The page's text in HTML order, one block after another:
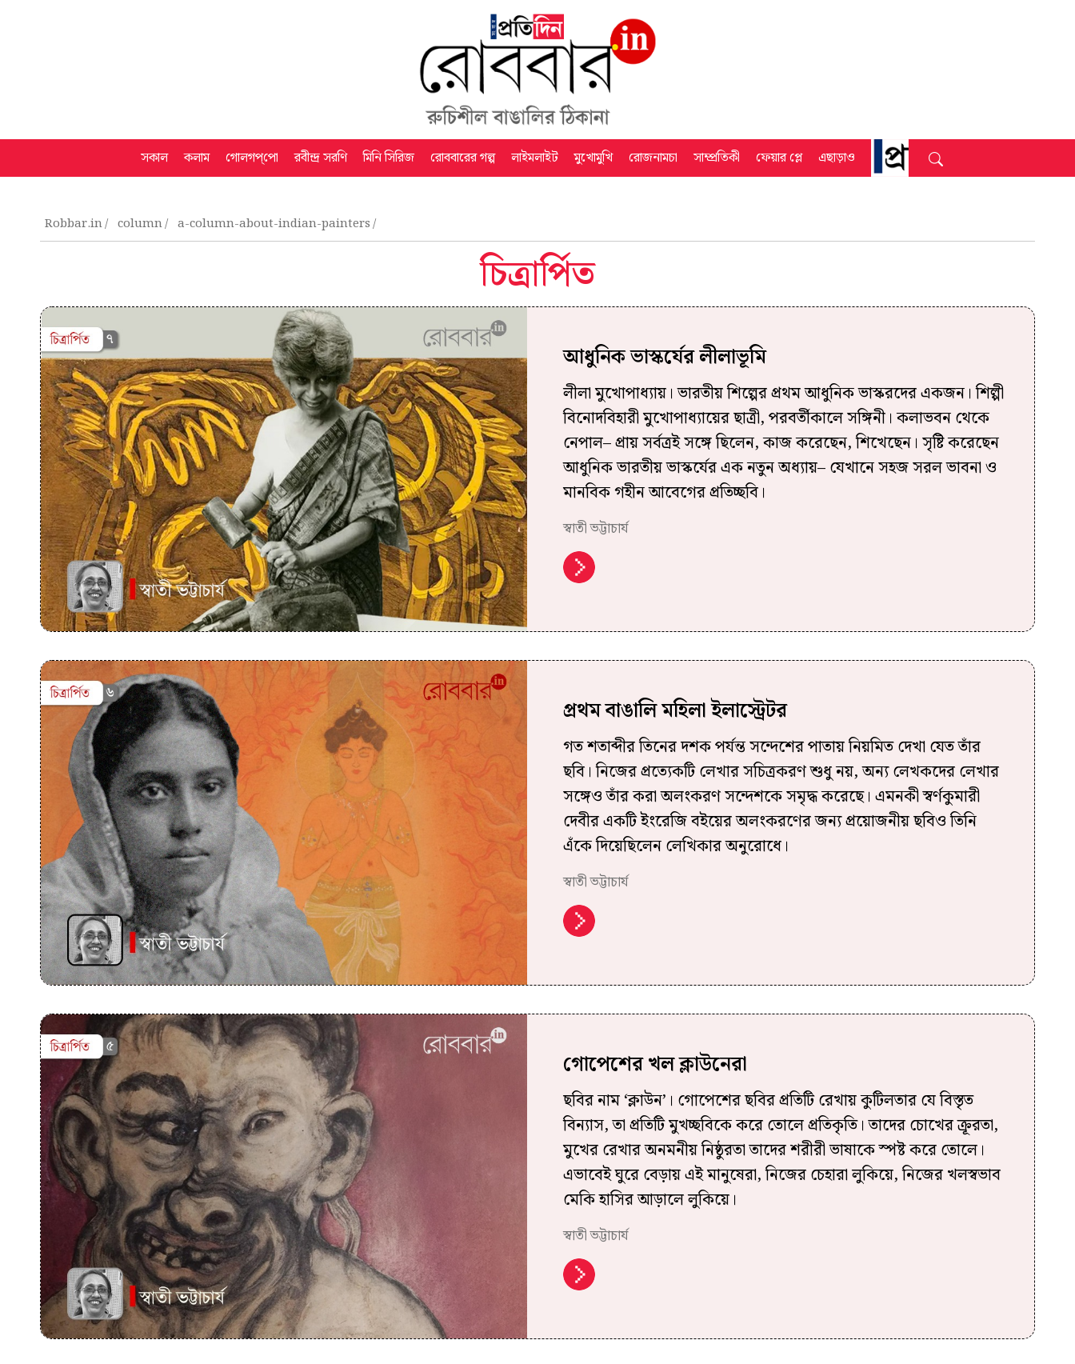
সকাল কলাম গোলগপ্‌পো রবীন্দ্র সরণি মিনি সিরিজ রোববারের গল্প লাইমলাইট মুখোমুখি রোজনামচা সাম্প্রতিকী ফেয়ার প্লে এছাড়াও
Robbar.in column a-column-about-indian-painters
চিত্রার্পিত
আধুনিক ভাস্কর্যের লীলাভূমি
লীলা মুখোপাধ্যায়। ভারতীয় শিল্পের প্রথম আধুনিক ভাস্করদের একজন। শিল্পী
বিনোদবিহারী মুখোপাধ্যায়ের ছাত্রী, পরবর্তীকালে সঙ্গিনী। কলাভবন থেকে
নেপাল– প্রায় সর্বত্রই সঙ্গে ছিলেন, কাজ করেছেন, শিখেছেন। সৃষ্টি করেছেন
আধুনিক ভারতীয় ভাস্কর্যের এক নতুন অধ্যায়– যেখানে সহজ সরল ভাবনা ও
মানবিক গহীন আবেগের প্রতিচ্ছবি।
স্বাতী ভট্টাচার্য
প্রথম বাঙালি মহিলা ইলাস্ট্রেটর
গত শতাব্দীর তিনের দশক পর্যন্ত সন্দেশের পাতায় নিয়মিত দেখা যেত তাঁর
ছবি। নিজের প্রত্যেকটি লেখার সচিত্রকরণ শুধু নয়, অন্য লেখকদের লেখার
সঙ্গেও তাঁর করা অলংকরণ সন্দেশকে সমৃদ্ধ করেছে। এমনকী স্বর্ণকুমারী
দেবীর একটি ইংরেজি বইয়ের অলংকরণের জন্য প্রয়োজনীয় ছবিও তিনি
এঁকে দিয়েছিলেন লেখিকার অনুরোধে।
স্বাতী ভট্টাচার্য
গোপেশের খল ক্লাউনেরা
ছবির নাম ‘ক্লাউন’। গোপেশের ছবির প্রতিটি রেখায় কুটিলতার যে বিস্তৃত
বিন্যাস, তা প্রতিটি মুখচ্ছবিকে করে তোলে প্রতিকৃতি। তাদের চোখের ক্রূরতা,
মুখের রেখার অনমনীয় নিষ্ঠুরতা তাদের শরীরী ভাষাকে স্পষ্ট করে তোলে।
এভাবেই ঘুরে বেড়ায় এই মানুষেরা, নিজের চেহারা লুকিয়ে, নিজের খলস্বভাব
মেকি হাসির আড়ালে লুকিয়ে।
স্বাতী ভট্টাচার্য